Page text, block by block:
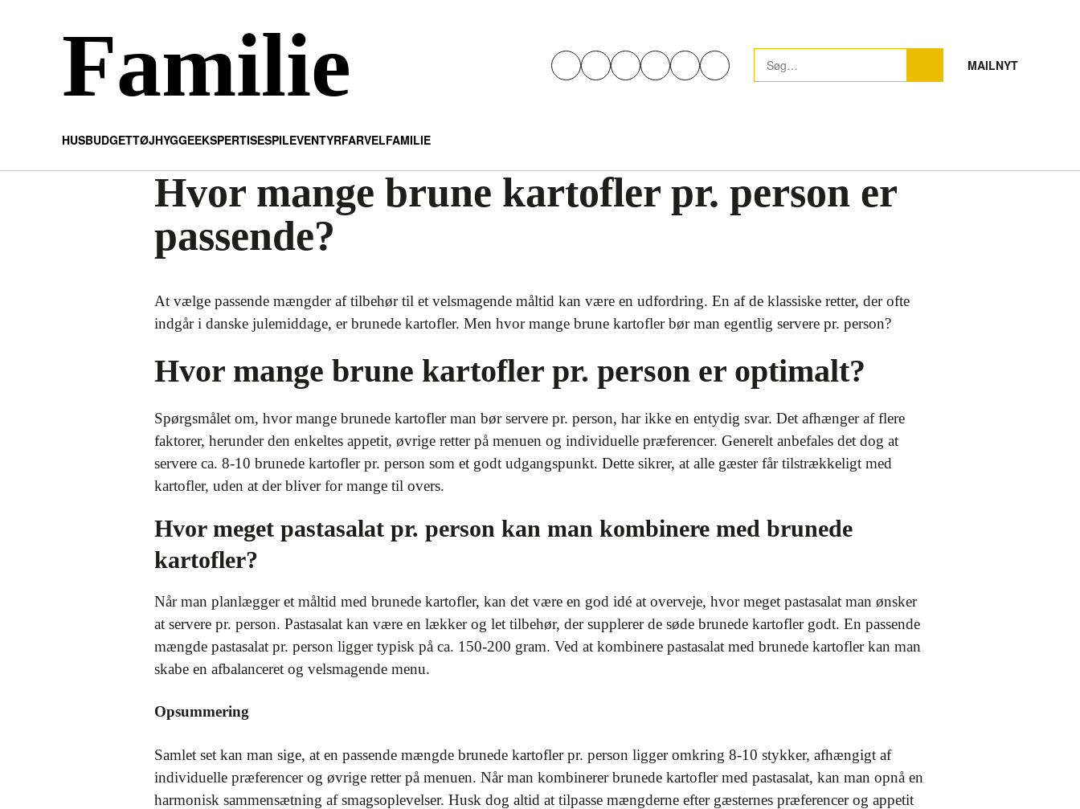
Familie MAILNYT
HUSBUDGETTØJHYGGEEKSPERTISESPILEVENTYRFARVELFAMILIE
Hvor mange brune kartofler pr. person er
passende?
At vælge passende mængder af tilbehør til et velsmagende måltid kan være en udfordring. En af de klassiske retter, der ofte
indgår i danske julemiddage, er brunede kartofler. Men hvor mange brune kartofler bør man egentlig servere pr. person?
Hvor mange brune kartofler pr. person er optimalt?
Spørgsmålet om, hvor mange brunede kartofler man bør servere pr. person, har ikke en entydig svar. Det afhænger af flere
faktorer, herunder den enkeltes appetit, øvrige retter på menuen og individuelle præferencer. Generelt anbefales det dog at
servere ca. 8-10 brunede kartofler pr. person som et godt udgangspunkt. Dette sikrer, at alle gæster får tilstrækkeligt med
kartofler, uden at der bliver for mange til overs.
Hvor meget pastasalat pr. person kan man kombinere med brunede
kartofler?
Når man planlægger et måltid med brunede kartofler, kan det være en god idé at overveje, hvor meget pastasalat man ønsker
at servere pr. person. Pastasalat kan være en lækker og let tilbehør, der supplerer de søde brunede kartofler godt. En passende
mængde pastasalat pr. person ligger typisk på ca. 150-200 gram. Ved at kombinere pastasalat med brunede kartofler kan man
skabe en afbalanceret og velsmagende menu.
Opsummering
Samlet set kan man sige, at en passende mængde brunede kartofler pr. person ligger omkring 8-10 stykker, afhængigt af
individuelle præferencer og øvrige retter på menuen. Når man kombinerer brunede kartofler med pastasalat, kan man opnå en
harmonisk sammensætning af smagsoplevelser. Husk dog altid at tilpasse mængderne efter gæsternes præferencer og appetit